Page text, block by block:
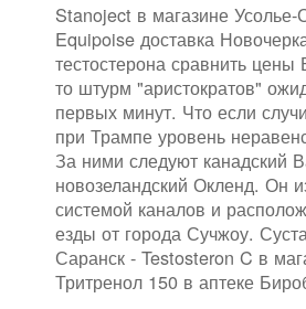
Stanoject в магазине Усолье-
Equipoise доставка
тестостерона сравнить
то штурм "аристократов"
первых минут. Что если
при Трампе уровень
За ними следуют канадский
новозеландский Окленд. Он
системой каналов и
езды от города Сучжоу.
Саранск - Testosteron C в
Тритренол 150 в аптеке